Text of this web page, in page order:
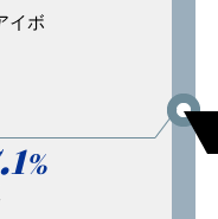
イボ
%